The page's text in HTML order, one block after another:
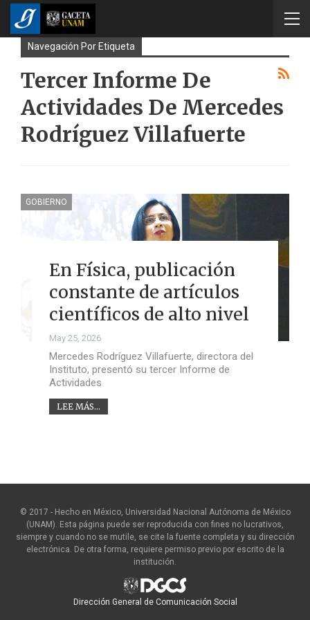
Navegación Por Etiqueta
Tercer Informe De
Actividades De Mercedes
Rodríguez Villafuerte
GOBIERNO
En Física, publicación
constante de artículos
científicos de alto nivel
May 25, 2026
Mercedes Rodríguez Villafuerte, directora del
Instituto, presentó su tercer Informe de
Actividades
LEE MÁS...
© 2017 - Hecho en México, Universidad Nacional Autónoma de México
(UNAM). Esta página puede ser reproducida con fines no lucrativos,
siempre y cuando no se mutile, se cite la fuente completa y su dirección
electrónica. De otra forma, requiere permiso previo por escrito de la
institución.
Dirección General de Comunicación Social